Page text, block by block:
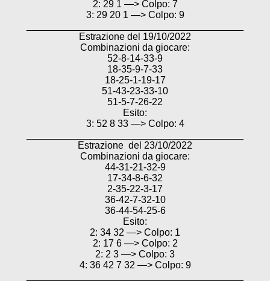
2: 29 1 —> Colpo: 7
3: 29 20 1 —> Colpo: 9
Estrazione del 19/10/2022
Combinazioni da giocare:
52-8-14-33-9
18-35-9-7-33
18-25-1-19-17
51-43-23-33-10
51-5-7-26-22
Esito:
3: 52 8 33 —> Colpo: 4
Estrazione del 23/10/2022
Combinazioni da giocare:
44-31-21-32-9
17-34-8-6-32
2-35-22-3-17
36-42-7-32-10
36-44-54-25-6
Esito:
2: 34 32 —> Colpo: 1
2: 17 6 —> Colpo: 2
2: 2 3 —> Colpo: 3
4: 36 42 7 32 —> Colpo: 9